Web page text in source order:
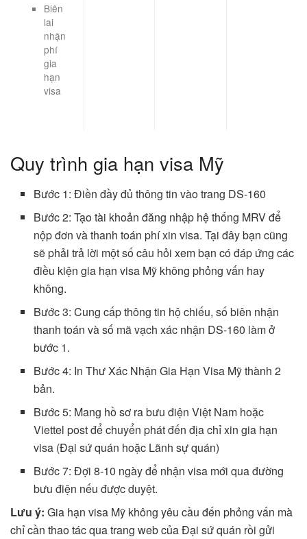
Biên
lai
nhận
phí
gia
hạn
visa
Quy trình gia hạn visa Mỹ
Bước 1: Điền đầy đủ thông tin vào trang DS-160
Bước 2: Tạo tài khoản đăng nhập hệ thống MRV để
nộp đơn và thanh toán phí xin visa. Tại đây bạn cũng
sẽ phải trả lời một số câu hỏi xem bạn có đáp ứng các
điều kiện gia hạn visa Mỹ không phỏng vấn hay
không.
Bước 3: Cung cấp thông tin hộ chiếu, số biên nhận
thanh toán và số mã vạch xác nhận DS-160 làm ở
bước 1.
Bước 4: In Thư Xác Nhận Gia Hạn Visa Mỹ thành 2
bản.
Bước 5: Mang hồ sơ ra bưu điện Việt Nam hoặc
Viettel post để chuyển phát đến địa chỉ xin gia hạn
visa (Đại sứ quán hoặc Lãnh sự quán)
Bước 7: Đợi 8-10 ngày để nhận visa mới qua đường
bưu điện nếu được duyệt.
Lưu ý: Gia hạn visa Mỹ không yêu cầu đến phỏng vấn mà
chỉ cần thao tác qua trang web của Đại sứ quán rồi gửi